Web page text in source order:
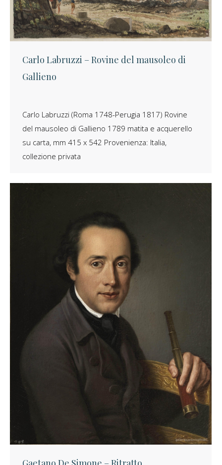
Carlo Labruzzi – Rovine del mausoleo di
Gallieno
Carlo Labruzzi (Roma 1748-Perugia 1817) Rovine
del mausoleo di Gallieno 1789 matita e acquerello
su carta, mm 415 x 542 Provenienza: Italia,
collezione privata